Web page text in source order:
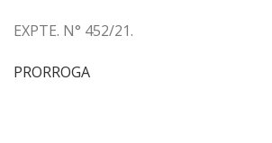
EXPTE. N° 452/21.
PRORROGA